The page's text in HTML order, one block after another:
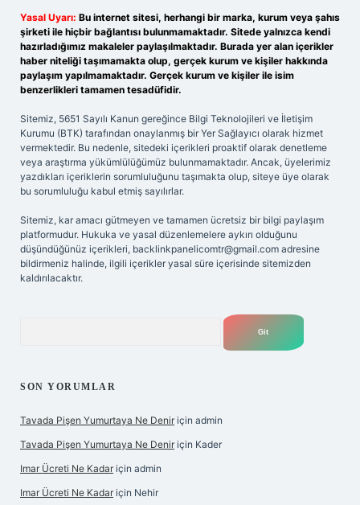
Yasal Uyarı: Bu internet sitesi, herhangi bir marka, kurum veya şahıs
şirketi ile hiçbir bağlantısı bulunmamaktadır. Sitede yalnızca kendi
hazırladığımız makaleler paylaşılmaktadır. Burada yer alan içerikler
haber niteliği taşımamakta olup, gerçek kurum ve kişiler hakkında
paylaşım yapılmamaktadır. Gerçek kurum ve kişiler ile isim
benzerlikleri tamamen tesadüfidir.
Sitemiz, 5651 Sayılı Kanun gereğince Bilgi Teknolojileri ve İletişim
Kurumu (BTK) tarafından onaylanmış bir Yer Sağlayıcı olarak hizmet
vermektedir. Bu nedenle, sitedeki içerikleri proaktif olarak denetleme
veya araştırma yükümlülüğümüz bulunmamaktadır. Ancak, üyelerimiz
yazdıkları içeriklerin sorumluluğunu taşımakta olup, siteye üye olarak
bu sorumluluğu kabul etmiş sayılırlar.
Sitemiz, kar amacı gütmeyen ve tamamen ücretsiz bir bilgi paylaşım
platformudur. Hukuka ve yasal düzenlemelere aykırı olduğunu
düşündüğünüz içerikleri, backlinkpanelicomtr@gmail.com adresine
bildirmeniz halinde, ilgili içerikler yasal süre içerisinde sitemizden
kaldırılacaktır.
SON YORUMLAR
Tavada Pişen Yumurtaya Ne Denir için admin
Tavada Pişen Yumurtaya Ne Denir için Kader
Imar Ücreti Ne Kadar için admin
Imar Ücreti Ne Kadar için Nehir